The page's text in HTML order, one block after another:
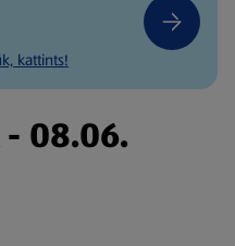
kattints!
- 08.06.